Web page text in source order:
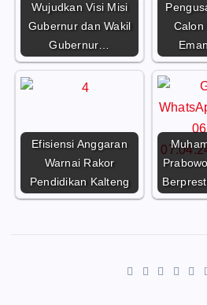
Wujudkan Visi Misi
Gubernur dan Wakil
Gubernur…
Calon
Efisiensi Anggaran
Warnai Rakor
Pendidikan Kalteng